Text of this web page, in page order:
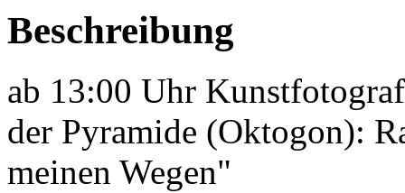
Beschreibung
ab 13:00 Uhr
der Pyramide (Oktogon):
meinen Wegen"